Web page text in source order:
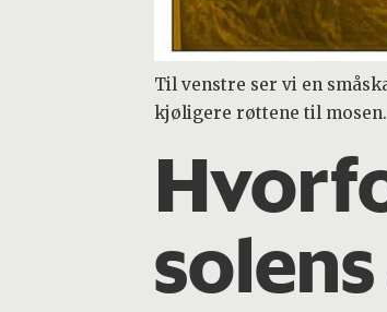
Til venstre ser vi en
kjøligere røttene til mosen.